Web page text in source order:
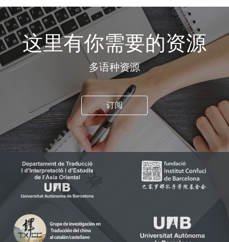
这里有你需要的资源
多语种资源
订阅